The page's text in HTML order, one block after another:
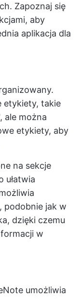
Zapoznaj się
aby
aplikacja dla
etykiety, takie
ale można
etykiety, aby
na sekcje
ułatwia
podobnie jak w
dzięki czemu
w
umożliwia